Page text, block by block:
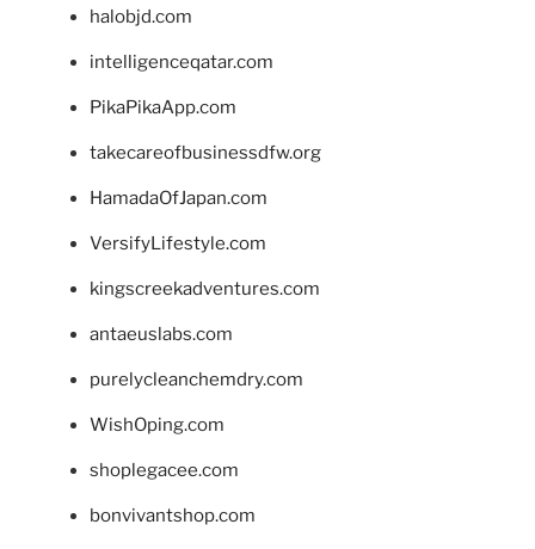
halobjd.com
intelligenceqatar.com
PikaPikaApp.com
takecareofbusinessdfw.org
HamadaOfJapan.com
VersifyLifestyle.com
kingscreekadventures.com
antaeuslabs.com
purelycleanchemdry.com
WishOping.com
shoplegacee.com
bonvivantshop.com